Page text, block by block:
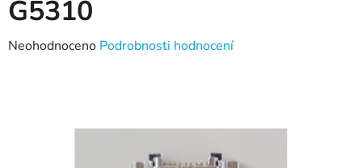
G5310
Průměrné
Neohodnoceno Podrobnosti hodnocení